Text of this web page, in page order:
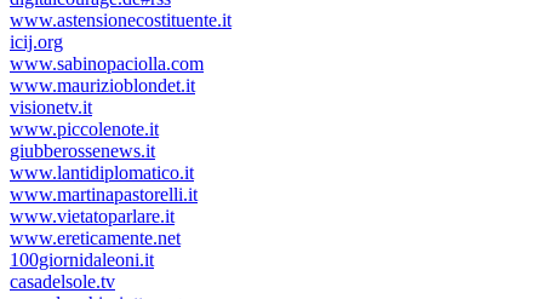
www.astensionecostituente.it
icij.org
www.sabinopaciolla.com
www.maurizioblondet.it
visionetv.it
www.piccolenote.it
giubberossenews.it
www.lantidiplomatico.it
www.martinapastorelli.it
www.vietatoparlare.it
www.ereticamente.net
100giornidaleoni.it
casadelsole.tv